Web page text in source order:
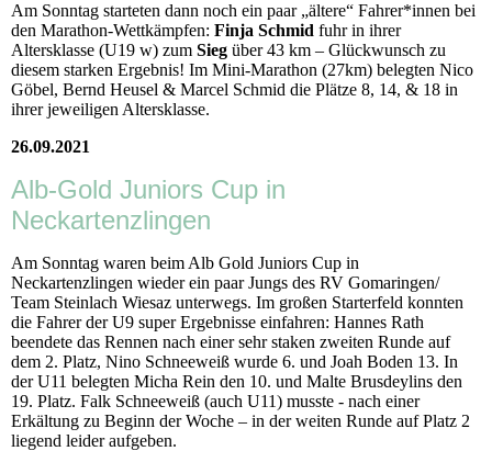
Am Sonntag starteten dann noch ein paar „ältere“ Fahrer*innen bei
den Marathon-Wettkämpfen: Finja Schmid fuhr in ihrer
Altersklasse (U19 w) zum Sieg über 43 km – Glückwunsch zu
diesem starken Ergebnis! Im Mini-Marathon (27km) belegten Nico
Göbel, Bernd Heusel & Marcel Schmid die Plätze 8, 14, & 18 in
ihrer jeweiligen Altersklasse.
26.09.2021
Alb-Gold Juniors Cup in
Neckartenzlingen
Am Sonntag waren beim Alb Gold Juniors Cup in
Neckartenzlingen wieder ein paar Jungs des RV Gomaringen/
Team Steinlach Wiesaz unterwegs. Im großen Starterfeld konnten
die Fahrer der U9 super Ergebnisse einfahren: Hannes Rath
beendete das Rennen nach einer sehr staken zweiten Runde auf
dem 2. Platz, Nino Schneeweiß wurde 6. und Joah Boden 13. In
der U11 belegten Micha Rein den 10. und Malte Brusdeylins den
19. Platz. Falk Schneeweiß (auch U11) musste - nach einer
Erkältung zu Beginn der Woche – in der weiten Runde auf Platz 2
liegend leider aufgeben.